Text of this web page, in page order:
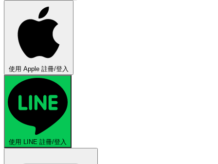
使用 Apple 註冊/登入
使用 LINE 註冊/登入